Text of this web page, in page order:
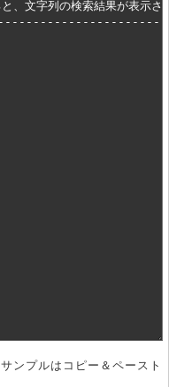
サンプルはコピー＆ペースト